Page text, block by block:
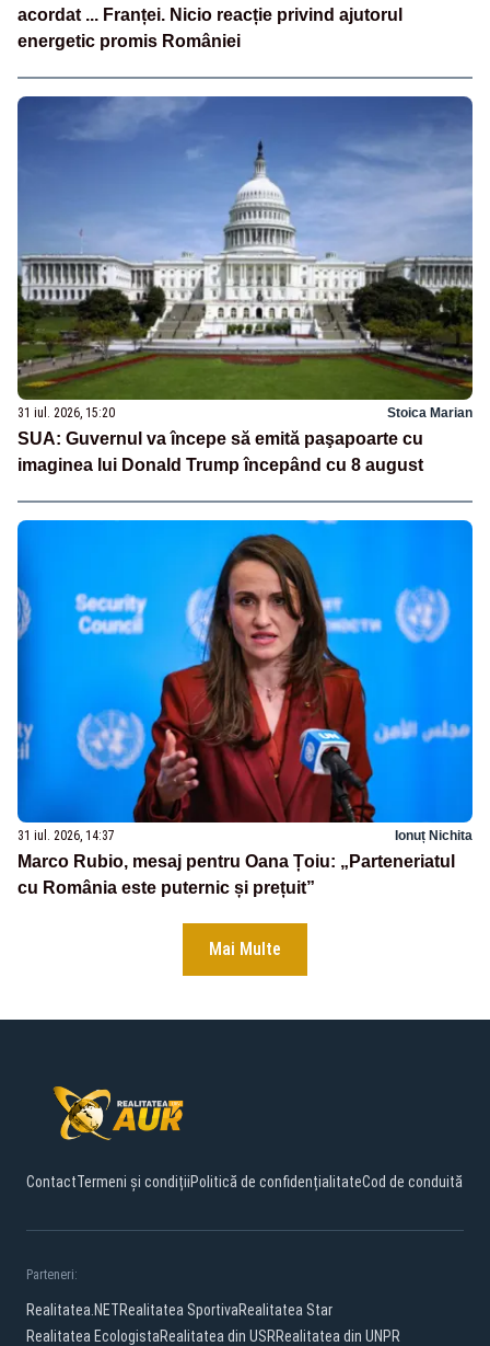
acordat ... Franței. Nicio reacție privind ajutorul
energetic promis României
31 iul. 2026, 15:20 Stoica Marian
SUA: Guvernul va începe să emită paşapoarte cu
imaginea lui Donald Trump începând cu 8 august
31 iul. 2026, 14:37 Ionuț Nichita
Marco Rubio, mesaj pentru Oana Țoiu: „Parteneriatul
cu România este puternic și prețuit”
Mai Multe
ContactTermeni și condițiiPolitică de confidențialitateCod de conduită
Parteneri:
Realitatea.NETRealitatea SportivaRealitatea Star
Realitatea EcologistaRealitatea din USRRealitatea din UNPR